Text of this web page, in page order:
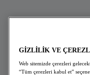
GİZLİLİK VE
Web sitemizde çerezleri
“Tüm çerezleri kabul et”